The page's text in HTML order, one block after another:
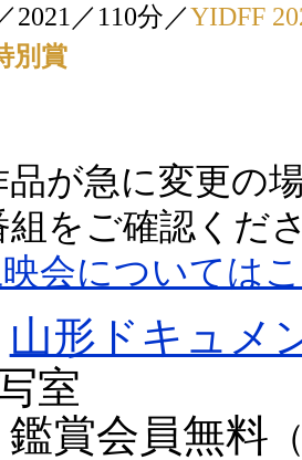
2021／110分／YIDFF
別賞
が急に変更の
組をご確認くだ
会については
山形ドキュメ
室
鑑賞会員無料